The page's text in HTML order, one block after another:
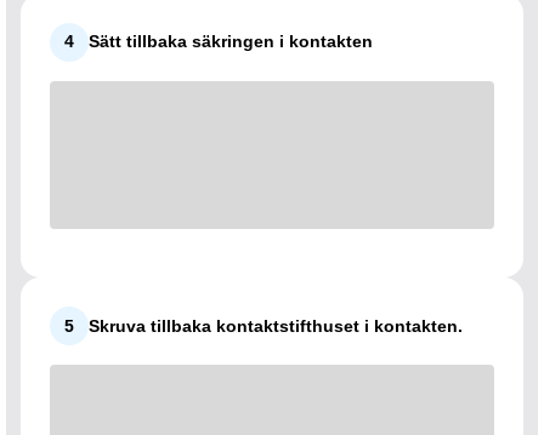
4 Sätt tillbaka säkringen i kontakten
5 Skruva tillbaka kontaktstifthuset i kontakten.